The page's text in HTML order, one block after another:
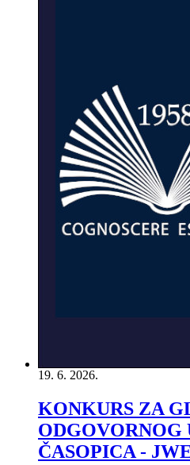
19. 6. 2026.
KONKURS ZA
ODGOVORNOG
ČASOPICA -